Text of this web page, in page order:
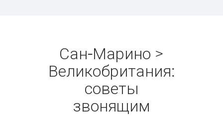
Сан-Марино >
Великобритания:
советы
звонящим